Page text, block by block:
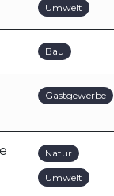
Umwelt
Bau
Gastgewerbe
Natur
Umwelt